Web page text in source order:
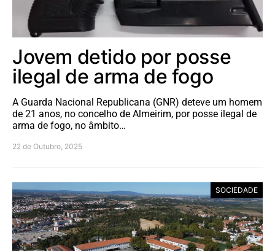
Jovem detido por posse
ilegal de arma de fogo
A Guarda Nacional Republicana (GNR) deteve um homem
de 21 anos, no concelho de Almeirim, por posse ilegal de
arma de fogo, no âmbito…
22 de Outubro, 2025
SOCIEDADE